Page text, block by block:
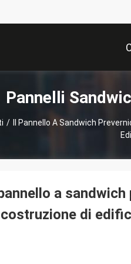
Pannelli
/
Il Pannello A Sandwich
a
di